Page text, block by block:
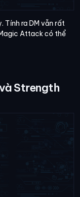
Tính ra DM vẫn rất
Attack có thể
Strength